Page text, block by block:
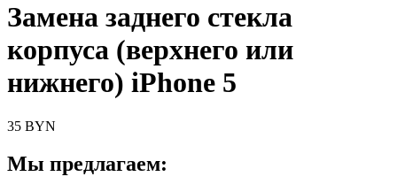
Замена заднего стекла
корпуса (верхнего или
нижнего) iPhone 5
35 BYN
Мы предлагаем: